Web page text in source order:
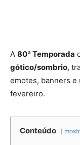
A 80ª Temporada
gótico/sombrio,
emotes, banners e
fevereiro.
Conteúdo